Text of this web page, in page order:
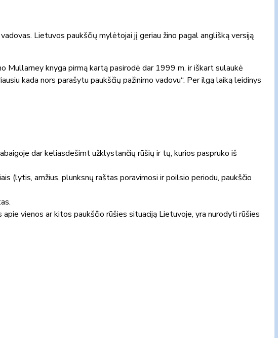
Lietuvos paukščių mylėtojai jį geriau žino pagal anglišką versiją
knyga pirmą kartą pasirodė dar 1999 m. ir iškart sulaukė
kada nors parašytu paukščių pažinimo vadovu“. Per ilgą laiką leidinys
dar keliasdešimt užklystančių rūšių ir tų, kurios paspruko iš
(lytis, amžius, plunksnų raštas poravimosi ir poilsio periodu, paukščio
vienos ar kitos paukščio rūšies situaciją Lietuvoje, yra nurodyti rūšies